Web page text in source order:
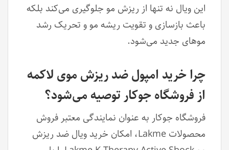
این ویال نه تنها از ریزش مو جلوگیری می‌کند بلکه
باعث بازسازی و تقویت ریشه مو و تحریک رشد
موهای جدید می‌شود.
چرا خرید امپول ضد ریزش موی لاکمه
از فروشگاه جوکار توصیه می‌شود؟
فروشگاه جوکار به عنوان نمایندگی معتبر فروش
محصولات Lakme، امکان خرید ویال ضد ریزش